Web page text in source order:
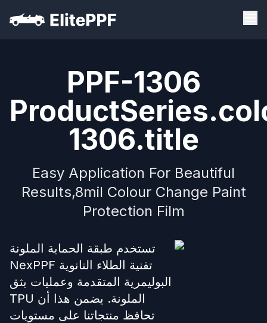
PPF-1306
1306.title
Easy Application For Beautiful
Results,8mil Colour Change Paint
Protection Film
تستخدم طبقة الحماية الملونة
NexPPF تقنية الطلاء النانوية
البوليمرية المتقدمة وعمليات بثق
TPU الملونة. يضمن هذا أن
تحافظ منتجاتنا على مستويات